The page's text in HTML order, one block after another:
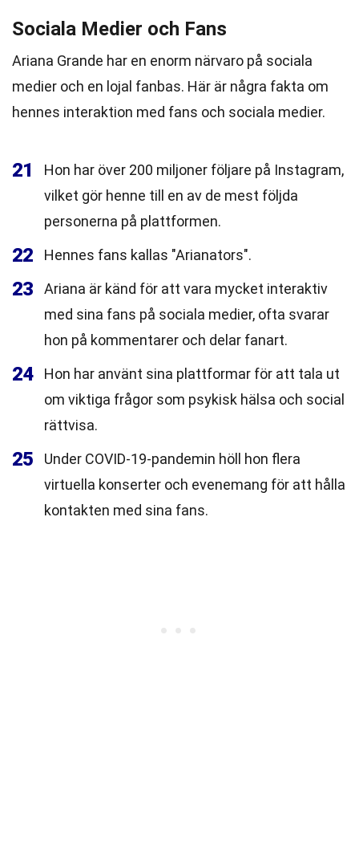
Sociala Medier och Fans
Ariana Grande har en enorm närvaro på sociala
medier och en lojal fanbas. Här är några fakta om
hennes interaktion med fans och sociala medier.
21
Hon har över 200 miljoner följare på Instagram,
vilket gör henne till en av de mest följda
personerna på plattformen.
22 Hennes fans kallas "Arianators".
23
Ariana är känd för att vara mycket interaktiv
med sina fans på sociala medier, ofta svarar
hon på kommentarer och delar fanart.
24
Hon har använt sina plattformar för att tala ut
om viktiga frågor som psykisk hälsa och social
rättvisa.
25
Under COVID-19-pandemin höll hon flera
virtuella konserter och evenemang för att hålla
kontakten med sina fans.